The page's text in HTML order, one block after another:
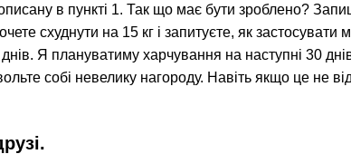
в пункті 1. Так що має бути зроблено?
схуднути на 15 кг і запитуєте, як
Я плануватиму харчування на наступні 30
собі невелику нагороду. Навіть якщо це не